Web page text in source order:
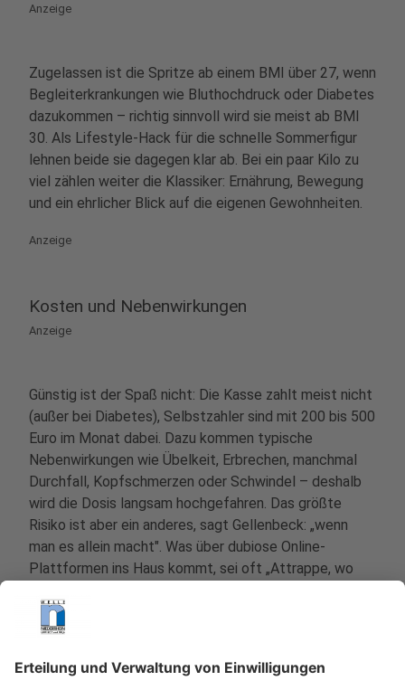
Anzeige
Zugelassen ist die Spritze ab einem BMI über 27, wenn
Begleiterkrankungen wie Bluthochdruck oder Diabetes
dazukommen – richtig sinnvoll wird sie meist ab BMI
30. Als Lifestyle-Hack für die schnelle Sommerfigur
lehnen beide sie dagegen klar ab. Bei ein paar Kilo zu
viel zählen weiter die Klassiker: Ernährung, Bewegung
und ein ehrlicher Blick auf die eigenen Gewohnheiten.
Anzeige
Kosten und Nebenwirkungen
Anzeige
Günstig ist der Spaß nicht: Die Kasse zahlt meist nicht
(außer bei Diabetes), Selbstzahler sind mit 200 bis 500
Euro im Monat dabei. Dazu kommen typische
Nebenwirkungen wie Übelkeit, Erbrechen, manchmal
Durchfall, Kopfschmerzen oder Schwindel – deshalb
wird die Dosis langsam hochgefahren. Das größte
Risiko ist aber ein anderes, sagt Gellenbeck: „wenn
man es allein macht". Was über dubiose Online-
Plattformen ins Haus kommt, sei oft „Attrappe, wo
macht noch keinen gesunden Umgang mit Essen,
betont Jana Hermanski: „Sein Ernährungsverhalten
genug Eiweiß und Krafttraining, damit nicht Muskeln